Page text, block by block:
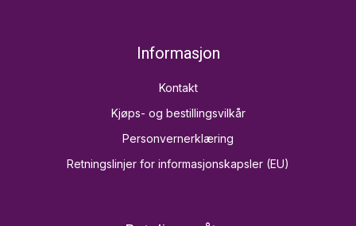
Informasjon
Kontakt
Kjøps- og bestillingsvilkår
Personvernerklæring
Retningslinjer for informasjonskapsler (EU)